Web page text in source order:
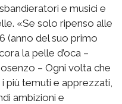
e musici e
«Se solo ripenso alle
(anno del suo primo
la pelle d’oca –
– Ogni volta che
più temuti e apprezzati,
ambizioni e